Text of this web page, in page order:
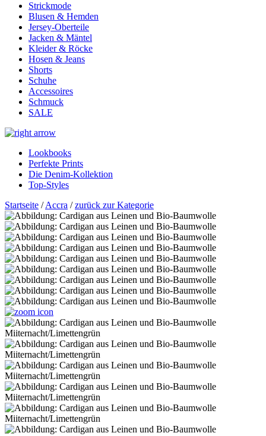
Strickmode
Blusen & Hemden
Jersey-Oberteile
Jacken & Mäntel
Kleider & Röcke
Hosen & Jeans
Shorts
Schuhe
Accessoires
Schmuck
SALE
Lookbooks
Perfekte Prints
Die Denim-Kollektion
Top-Styles
Startseite /Accra /zurück zur Kategorie